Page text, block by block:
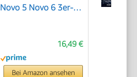
Novo 5 Novo 6 3er-
16,49 €
Bei Amazon ansehen